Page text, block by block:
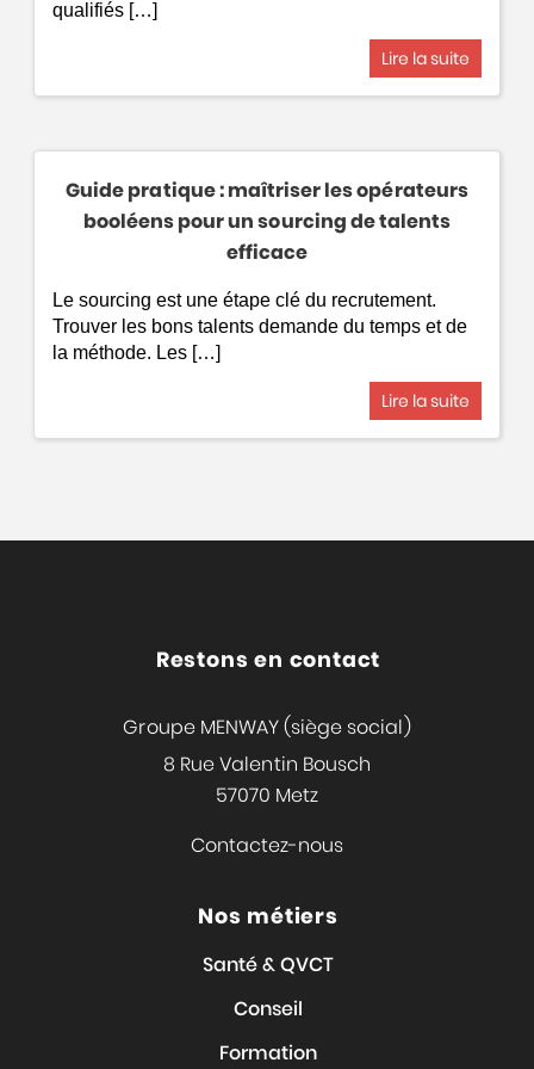
qualifiés […]
Lire la suite
Guide pratique : maîtriser les opérateurs
booléens pour un sourcing de talents
efficace
Le sourcing est une étape clé du recrutement.
Trouver les bons talents demande du temps et de
la méthode. Les […]
Lire la suite
Restons en contact
Groupe MENWAY (siège social)
8 Rue Valentin Bousch
57070 Metz
Contactez-nous
Nos métiers
Santé & QVCT
Conseil
Formation